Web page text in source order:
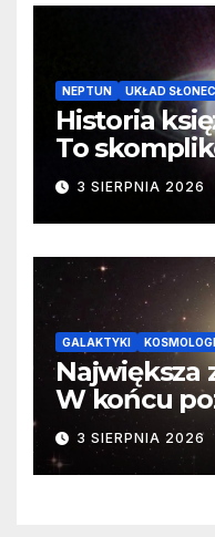
NEPTUN UKŁAD
Historia
To
3 SIERPNIA 2026
GALAKTYKI
Największa
W końcu
faktyczne
3 SIERPNIA 2026